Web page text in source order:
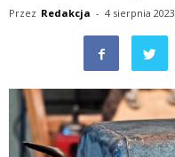
Przez Redakcja - 4 sierpnia 2023